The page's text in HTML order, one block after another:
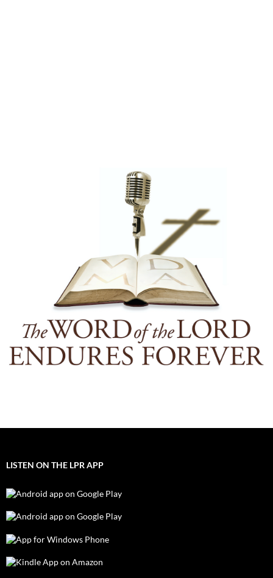
LISTEN ON THE LPR APP